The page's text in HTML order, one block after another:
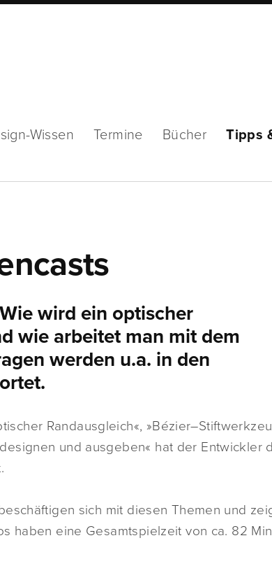
Wissen Termine Bücher Tipps
wird ein optischer
wie arbeitet man mit dem
werden u.a. in den
Randausgleich«,
und ausgeben« hat der Entwickler
sich mit diesen Themen und
haben eine Gesamtspielzeit von ca. 82